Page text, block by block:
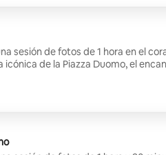
memorables.
sesión de fotos de 1 hora en el
de la Piazza Duomo, el
II y la elegancia histórica
fotos impresionantes, editadas